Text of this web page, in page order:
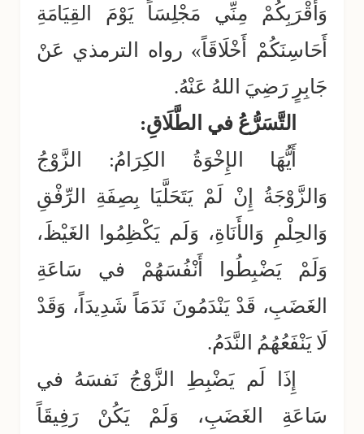
وَأَقْرَبِكُمْ مِنِّي مَجْلِسَاً يَوْمَ القِيَامَةِ
أَحَاسِنَكُمْ أَخْلَاقَاً» رواه الترمذي عَنْ
جَابِرٍ رَضِيَ اللهُ عَنْهُ.
التَّسَرُّعُ في الطَّلَاقِ:
أَيُّهَا الإِخْوَةُ الكِرَامُ: الزَّوْجُ
وَالزَّوْجَةُ إِنْ لَمْ يَتَحَلَّيَا بِصِفَةِ الرِّفْقِ
وَالحِلْمِ وَالأَنَاةِ، وَلَم يَكْظِمُوا الغَيْظَ،
وَلَمْ يَضْبِطُوا أَنْفُسَهُمْ في سَاعَةِ
الغَضَبِ، قَدْ يَنْدَمُونَ نَدَمَاً شَدِيدَاً، وَقَدْ
لَا يَنْفَعُهُمُ النَّدَمُ.
إِذَا لَم يَضْبِطِ الزَّوْجُ نَفسَهُ في
سَاعَةِ الغَضَبِ، وَلَمْ يَكُنْ رَفِيقَاً